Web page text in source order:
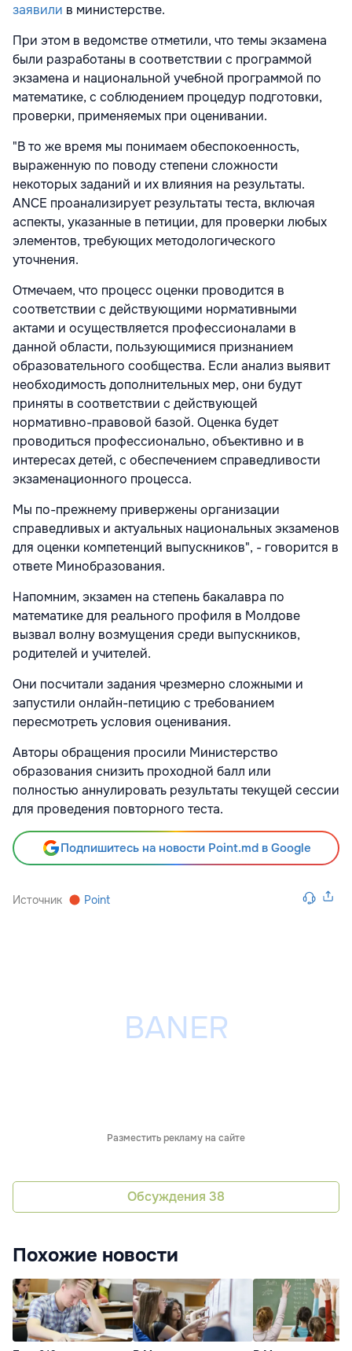
заявили в министерстве.
При этом в ведомстве отметили, что темы экзамена
были разработаны в соответствии с программой
экзамена и национальной учебной программой по
математике, с соблюдением процедур подготовки,
проверки, применяемых при оценивании.
"В то же время мы понимаем обеспокоенность,
выраженную по поводу степени сложности
некоторых заданий и их влияния на результаты.
ANCE проанализирует результаты теста, включая
аспекты, указанные в петиции, для проверки любых
элементов, требующих методологического
уточнения.
Отмечаем, что процесс оценки проводится в
соответствии с действующими нормативными
актами и осуществляется профессионалами в
данной области, пользующимися признанием
образовательного сообщества. Если анализ выявит
необходимость дополнительных мер, они будут
приняты в соответствии с действующей
нормативно-правовой базой. Оценка будет
проводиться профессионально, объективно и в
интересах детей, с обеспечением справедливости
экзаменационного процесса.
Мы по-прежнему привержены организации
справедливых и актуальных национальных экзаменов
для оценки компетенций выпускников", - говорится в
ответе Минобразования.
Напомним, экзамен на степень бакалавра по
математике для реального профиля в Молдове
вызвал волну возмущения среди выпускников,
родителей и учителей.
Они посчитали задания чрезмерно сложными и
запустили онлайн-петицию с требованием
пересмотреть условия оценивания.
Авторы обращения просили Министерство
образования снизить проходной балл или
полностью аннулировать результаты текущей сессии
для проведения повторного теста.
Подпишитесь на новости Point.md в Google
Источник Point
Разместить рекламу на сайте
Обсуждения 38
Похожие новости